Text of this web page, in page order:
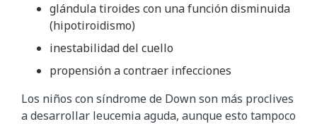
glándula tiroides con una función disminuida
(hipotiroidismo)
inestabilidad del cuello
propensión a contraer infecciones
Los niños con síndrome de Down son más proclives
a desarrollar leucemia aguda, aunque esto tampoco